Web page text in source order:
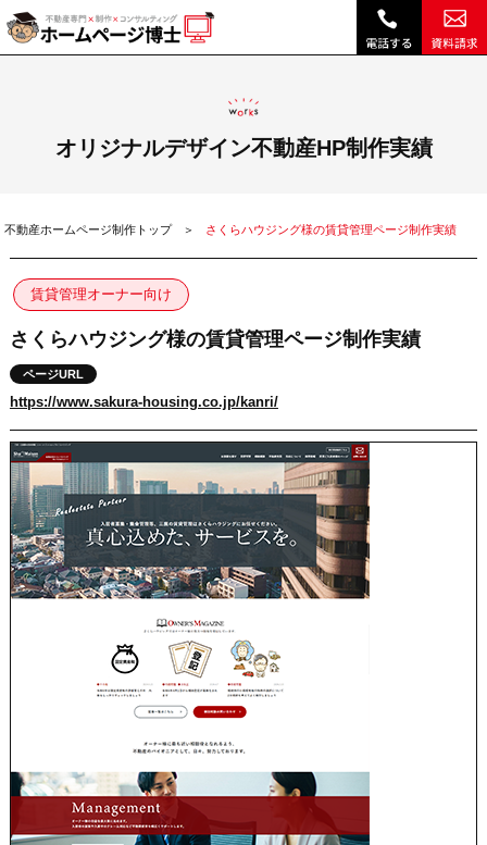
さくらハウジング様の賃貸管理ページ制作実績|ホームページ博士（博士.com）
オリジナルデザイン不動産HP制作実績
不動産ホームページ制作トップ さくらハウジング様の賃貸管理ページ制作実績
賃貸管理オーナー向け
さくらハウジング様の賃貸管理ページ制作実績
ページURL
https://www.sakura-housing.co.jp/kanri/